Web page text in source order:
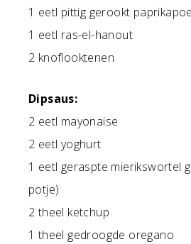
1 eetl pittig gerookt
1 eetl ras-el-hanout
2 knoflooktenen
Dipsaus:
2 eetl mayonaise
2 eetl yoghurt
1 eetl geraspte mierikswortel
potje)
2 theel ketchup
1 theel gedroogde oregano